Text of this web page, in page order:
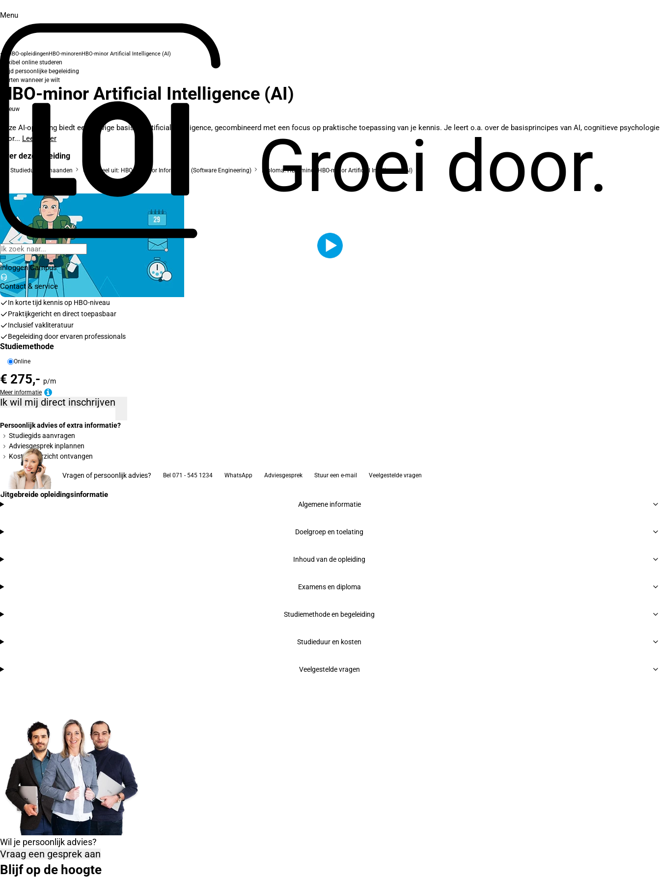
Menu
Groei door.
Inloggen Campus
Contact& service
HBO-opleidingenHBO-minorenHBO-minor Artificial Intelligence (AI)
Flexibel online studeren
Altijd persoonlijke begeleiding
Starten wanneer je wilt
HBO-minor Artificial Intelligence (AI)
Nieuw
Deze AI-opleiding biedt een stevige basis in Artificial Intelligence, gecombineerd met een focus op praktische toepassing van je kennis. Je leert o.a. over de basisprincipes van AI, cognitieve psychologie
voor... Lees meer
Over deze opleiding
Studieduur: 8 maanden Onderdeel uit: HBO-bachelor Informatica (Software Engineering) Diploma: HBO-minor HBO-minor Artificial Intelligence (AI)
In korte tijd kennis op HBO-niveau
Praktijkgericht en direct toepasbaar
Inclusief vakliteratuur
Begeleiding door ervaren professionals
Studiemethode
Online
€ 275,- p/m
Meer informatie
Ik wil mij direct inschrijven
Persoonlijk advies of extra informatie?
Studiegids aanvragen
Adviesgesprek inplannen
Kostenoverzicht ontvangen
Vragen of persoonlijk advies? Bel 071 - 545 1234 WhatsApp Adviesgesprek Stuur een e-mail Veelgestelde vragen
Uitgebreide opleidingsinformatie
Algemene informatie
Doelgroep en toelating
Inhoud van de opleiding
Examens en diploma
Studiemethode en begeleiding
Studieduur en kosten
Veelgestelde vragen
Wil je persoonlijk advies?
Vraag een gesprek aan
Blijf op de hoogte